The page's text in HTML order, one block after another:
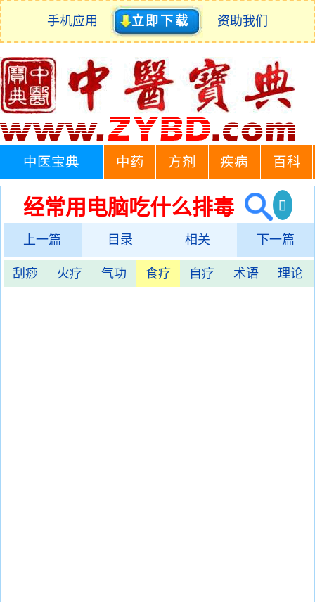
手机应用 立即下载 资助我们
中医宝典 中药 方剂 疾病 百科
经常用电脑吃什么排毒
上一篇 目录 相关 下一篇
刮痧 火疗 气功 食疗 自疗 术语 理论